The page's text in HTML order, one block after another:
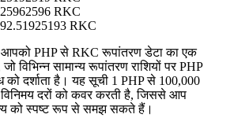
RKC
RKC
आपको PHP से RKC रूपांतरण डेटा का एक
जो विभिन्न सामान्य रूपांतरण राशियों पर PHP
दर्शाता है। यह सूची 1 PHP से 100,000
दरों को कवर करती है, जिससे आप
को स्पष्ट रूप से समझ सकते हैं।